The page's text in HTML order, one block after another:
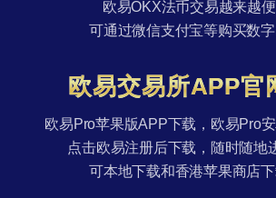
欧易OKX法币交易越来越便
可通过微信支付宝等购买数字
欧易交易所APP官
欧易Pro苹果版APP下载，欧易Pro
点击欧易注册后下载，随时随地
可本地下载和香港苹果商店